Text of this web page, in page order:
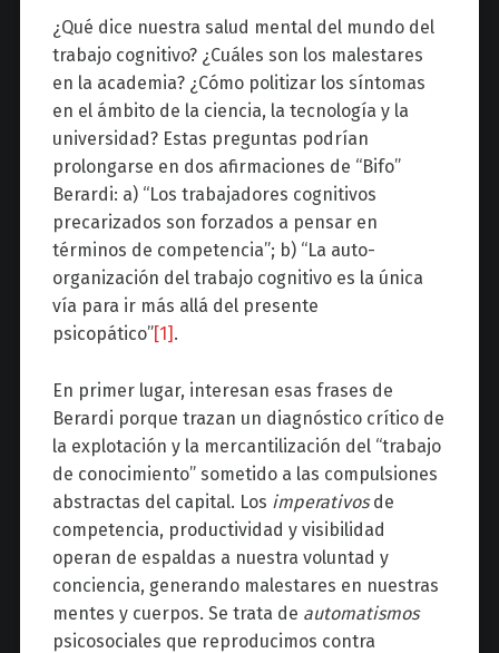
¿Qué dice nuestra salud mental del mundo del
trabajo cognitivo? ¿Cuáles son los malestares
en la academia? ¿Cómo politizar los síntomas
en el ámbito de la ciencia, la tecnología y la
universidad? Estas preguntas podrían
prolongarse en dos afirmaciones de “Bifo”
Berardi: a) “Los trabajadores cognitivos
precarizados son forzados a pensar en
términos de competencia”; b) “La auto-
organización del trabajo cognitivo es la única
vía para ir más allá del presente
psicopático”[1] .
En primer lugar, interesan esas frases de
Berardi porque trazan un diagnóstico crítico de
la explotación y la mercantilización del “trabajo
de conocimiento” sometido a las compulsiones
abstractas del capital. Los imperativosde
competencia, productividad y visibilidad
operan de espaldas a nuestra voluntad y
conciencia, generando malestares en nuestras
mentes y cuerpos. Se trata de automatismos
psicosociales que reproducimos contra